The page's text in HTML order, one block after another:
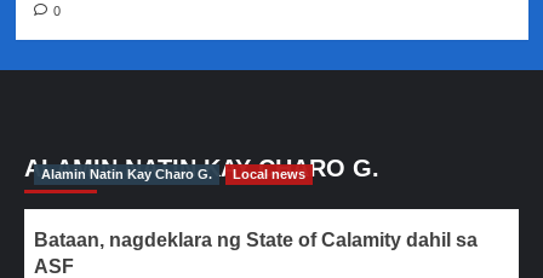
0
ALAMIN NATIN KAY CHARO G.
Alamin Natin Kay Charo G. Local news
Bataan, nagdeklara ng State of Calamity dahil sa
ASF